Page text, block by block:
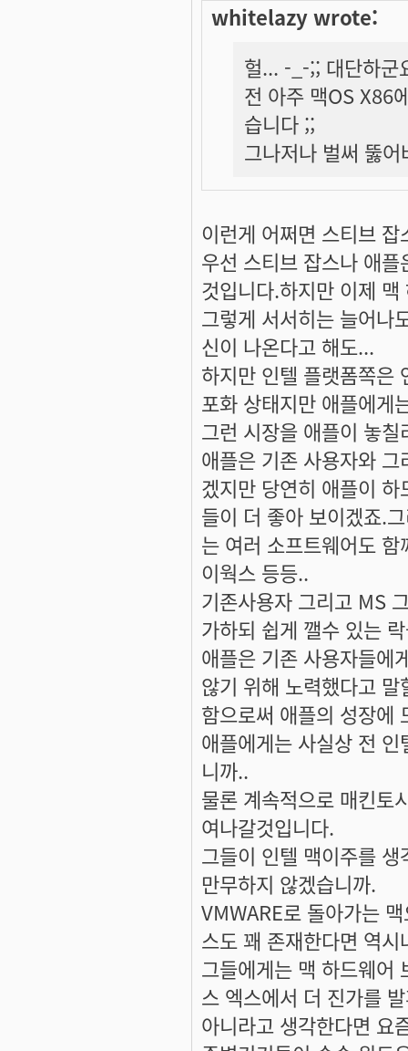
whitelazy wrote:
헐... -_-;; 대단하군
전 아주 맥OS X86
습니다 ;;
그나저나 벌써 뚫
이런게 어쩌면 스티브
우선 스티브 잡스나 애
것입니다.하지만 이제
그렇게 서서히는 늘어나
신이 나온다고 해도...
하지만 인텔 플랫폼쪽은
포화 상태지만 애플에게
그런 시장을 애플이 놓
애플은 기존 사용자와
겠지만 당연히 애플이
들이 더 좋아 보이겠죠.
는 여러 소프트웨어도
이웍스 등등..
기존사용자 그리고 MS
가하되 쉽게 깰수 있는
애플은 기존 사용자들에
않기 위해 노력했다고
함으로써 애플의 성장에
애플에게는 사실상 전
니까..
물론 계속적으로 매킨토
여나갈것입니다.
그들이 인텔 맥이주를
만무하지 않겠습니까.
VMWARE로 돌아가는
스도 꽤 존재한다면 역
그들에게는 맥 하드웨어
스 엑스에서 더 진가를
아니라고 생각한다면 요